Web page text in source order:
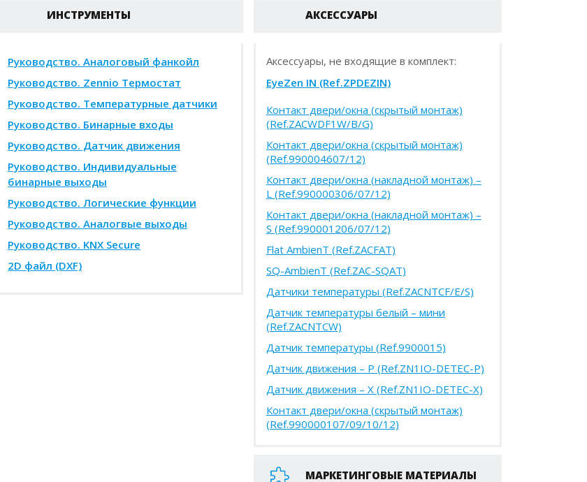
ИНСТРУМЕНТЫ
Руководство. Аналоговый фанкойл
Руководство. Zennio Термостат
Руководство. Температурные датчики
Руководство. Бинарные входы
Руководство. Датчик движения
Руководство. Индивидуальные
бинарные выходы
Руководство. Логические функции
Руководство. Аналогвые выходы
Руководство. KNX Secure
2D файл (DXF)
АКСЕССУАРЫ
Аксессуары, не входящие в комплект:
EyeZen IN (Ref.ZPDEZIN)
Контакт двери/окна (скрытый монтаж)
(Ref.ZACWDF1W/B/G)
Контакт двери/окна (скрытый монтаж)
(Ref.990004607/12)
Контакт двери/окна (накладной монтаж) –
L (Ref.990000306/07/12)
Контакт двери/окна (накладной монтаж) –
S (Ref.990001206/07/12)
Flat AmbienT (Ref.ZACFAT)
SQ-AmbienT (Ref.ZAC-SQAT)
Датчики температуры (Ref.ZACNTCF/E/S)
Датчик температуры белый – мини
(Ref.ZACNTCW)
Датчик температуры (Ref.9900015)
Датчик движения – P (Ref.ZN1IO-DETEC-P)
Датчик движения – X (Ref.ZN1IO-DETEC-X)
Контакт двери/окна (скрытый монтаж)
(Ref.990000107/09/10/12)
МАРКЕТИНГОВЫЕ МАТЕРИАЛЫ